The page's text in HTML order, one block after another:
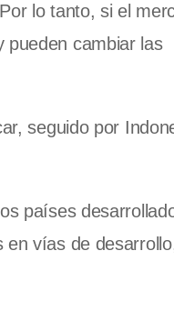
lo tanto, si el
pueden cambiar las
seguido por
países
vías de